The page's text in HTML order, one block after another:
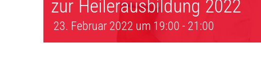
zur Heilerausbildung 2022
23. Februar 2022 um 19:00 - 21:00